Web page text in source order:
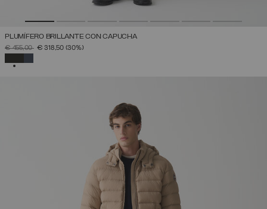
PLUMÍFERO BRILLANTE CON CAPUCHA
PRECIO REBAJADO DE
€ 455,00A€ 318,50 (30%)